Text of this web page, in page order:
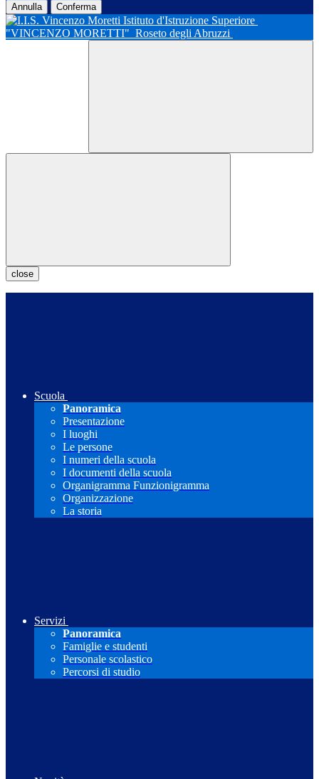
Annulla Conferma
Istituto d'Istruzione Superiore
"VINCENZO MORETTI" Roseto degli Abruzzi
close
Scuola
Panoramica
Presentazione
I luoghi
Le persone
I numeri della scuola
I documenti della scuola
Organigramma Funzionigramma
Organizzazione
La storia
Servizi
Panoramica
Famiglie e studenti
Personale scolastico
Percorsi di studio